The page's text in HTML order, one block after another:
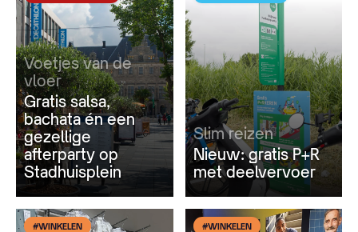
Voetjes van de
vloer
Gratis salsa,
bachata én een
gezellige
afterparty op
Stadhuisplein
Slim reizen
Nieuw: gratis P+R
met deelvervoer
#WINKELEN #WINKELEN